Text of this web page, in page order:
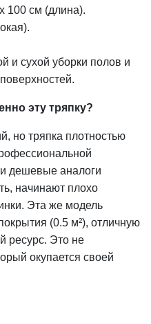
100 см (длина).
и сухой уборки полов и
эту тряпку?
но тряпка плотностью
дешевые аналоги
начинают плохо
Эта же модель
(0.5 м²), отличную
ресурс. Это не
окупается своей